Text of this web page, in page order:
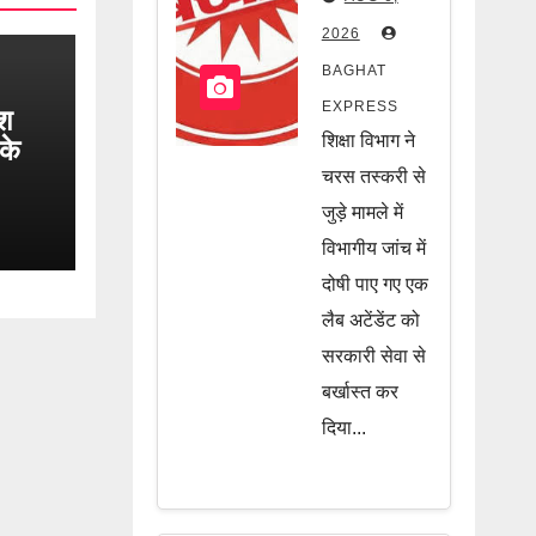
बड़ी कार्रवाई!
चरस तस्करी
मामले में
नौकरी गई,
जानें पूरी
खबर
2026
BAGHAT
EXPRESS
शिक्षा विभाग ने
चरस तस्करी से
जुड़े मामले में
विभागीय जांच में
दोषी पाए गए एक
लैब अटेंडेंट को
सरकारी सेवा से
बर्खास्त कर
दिया...